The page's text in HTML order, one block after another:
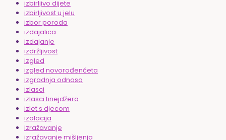
izbirljivo dijete
izbirljivost u jelu
izbor poroda
izdajalica
izdajanje
izdržljivost
izgled
izgled novorođenčeta
izgradnja odnosa
izlasci
izlasci tinejdžera
izlet s djecom
izolacija
izražavanje
izražavanje mišljenja